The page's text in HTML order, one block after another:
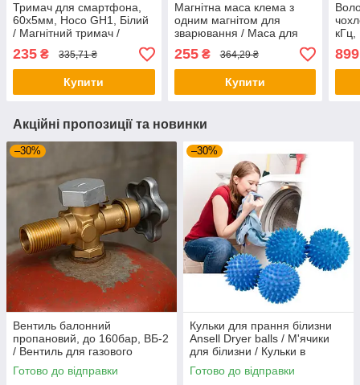
Тримач для смартфона,
60х5мм, Hoco GH1, Білий
/ Магнітний тримач /
Магнітне кільце тримач
для телефону
235 ₴ 335,71 ₴
Купити
Магнітна маса клема з
одним магнітом для
зварювання / Маса для
зварювання / Клема маса
для зварювального
апарату
255₴ 364,29 ₴
Купити
899
Акційні пропозиції та новинки
–30%
Вентиль балонний
пропановий, до 160бар, ВБ-2
/ Вентиль для газового
балона / Вентиль
пропановий
Готово до відправки
–30%
Кульки для прання білизни
Ansell Dryer balls / М'ячики
для білизни / Кульки в
пральну машинку
Готово до відправки